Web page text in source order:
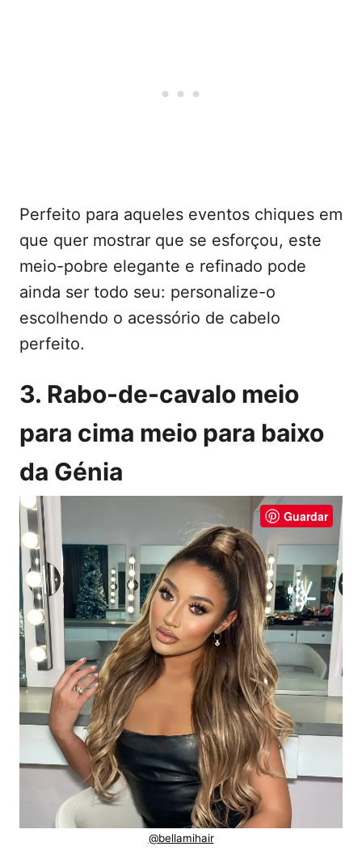
Perfeito para aqueles eventos chiques em
que quer mostrar que se esforçou, este
meio-pobre elegante e refinado pode
ainda ser todo seu: personalize-o
escolhendo o acessório de cabelo
perfeito.
3. Rabo-de-cavalo meio
para cima meio para baixo
da Génia
Guardar
@bellamihair